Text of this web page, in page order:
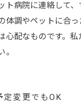
ト病院に連絡して
体調やペットに合
心配なものです。
。
定変更でもOK